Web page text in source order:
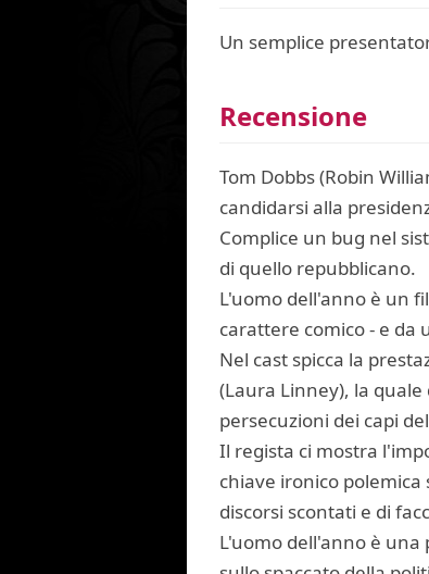
Un semplice
Recensione
Tom Dobbs (Robin
candidarsi alla
Complice un bug nel
di quello repubblicano.
L'uomo dell'anno è un
carattere comico - e
Nel cast spicca la
(Laura Linney), la
persecuzioni dei capi
Il regista ci mostra
chiave ironico
discorsi scontati e di
L'uomo dell'anno è